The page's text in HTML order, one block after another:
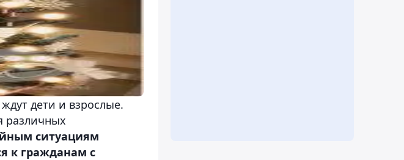
дети и взрослые.
различных
ситуациям
к гражданам с